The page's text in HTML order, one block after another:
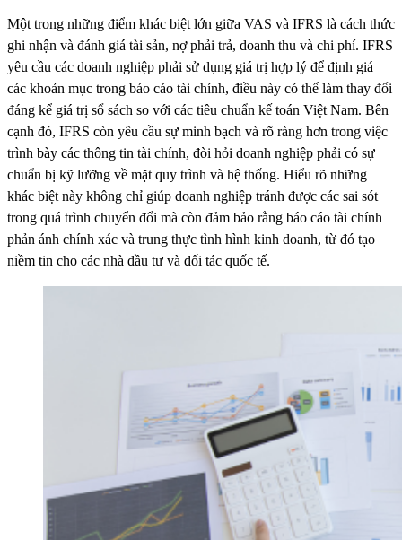
Một trong những điểm khác biệt lớn giữa VAS và IFRS là cách thức
ghi nhận và đánh giá tài sản, nợ phải trả, doanh thu và chi phí. IFRS
yêu cầu các doanh nghiệp phải sử dụng giá trị hợp lý để định giá
các khoản mục trong báo cáo tài chính, điều này có thể làm thay đổi
đáng kể giá trị sổ sách so với các tiêu chuẩn kế toán Việt Nam. Bên
cạnh đó, IFRS còn yêu cầu sự minh bạch và rõ ràng hơn trong việc
trình bày các thông tin tài chính, đòi hỏi doanh nghiệp phải có sự
chuẩn bị kỹ lưỡng về mặt quy trình và hệ thống. Hiểu rõ những
khác biệt này không chỉ giúp doanh nghiệp tránh được các sai sót
trong quá trình chuyển đổi mà còn đảm bảo rằng báo cáo tài chính
phản ánh chính xác và trung thực tình hình kinh doanh, từ đó tạo
niềm tin cho các nhà đầu tư và đối tác quốc tế.